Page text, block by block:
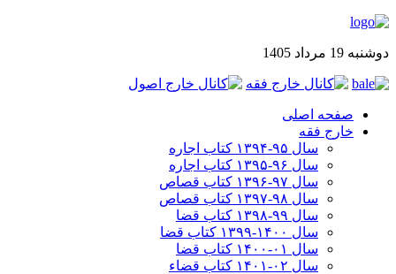
دوشنبه 19 مرداد 1405
صفحه اصلی
خارج فقه
سال ۹۵-۱۳۹۴ کتاب اجاره
سال ۹۶-۱۳۹۵ کتاب اجاره
سال ۹۷-۱۳۹۶ کتاب قصاص
سال ۹۸-۱۳۹۷ کتاب قصاص
سال ۹۹-۱۳۹۸‍ کتاب قضا
سال ۱۴۰۰-۱۳۹۹ کتاب قضا
سال ۰۱-۱۴۰۰ کتاب قضا
سال ۰۲-۱۴۰۱ کتاب قضاء